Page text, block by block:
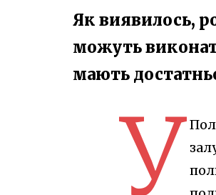
Як виявилось,
можуть
мають
У